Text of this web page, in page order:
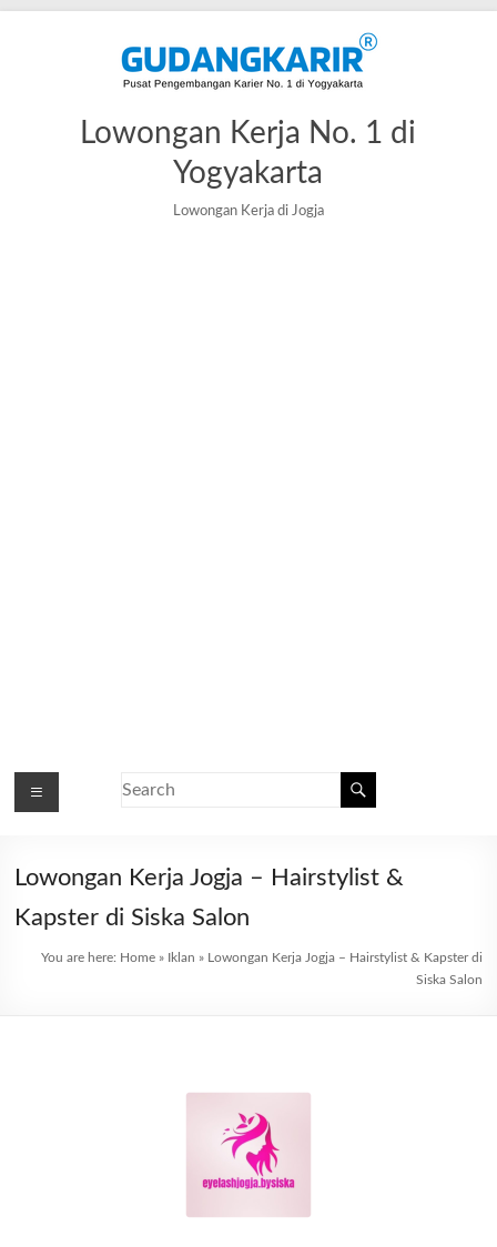
Lowongan Kerja No. 1 di
Yogyakarta
Lowongan Kerja di Jogja
Lowongan Kerja Jogja – Hairstylist &
Kapster di Siska Salon
You are here: Home» Iklan » Lowongan Kerja Jogja – Hairstylist & Kapster di
Siska Salon